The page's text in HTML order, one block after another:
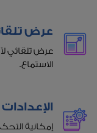
عرض
عرض تلقائي
الاستماع.
الإعدادات
إمكانية